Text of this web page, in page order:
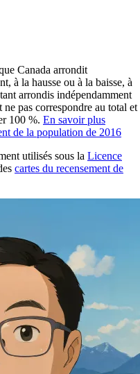
Canada arrondit
à la hausse ou à la baisse, à
arrondis indépendamment
pas correspondre au total et
100 %. En savoir plus
de la population de 2016
utilisés sous la Licence
cartes du recensement de